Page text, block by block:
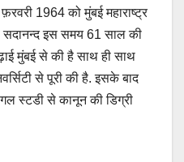
1964 को मुंबई महाराष्ट्र
इस समय 61 साल की
मुंबई से की है साथ ही साथ
से पूरी की है. इसके बाद
स्टडी से कानून की डिग्री